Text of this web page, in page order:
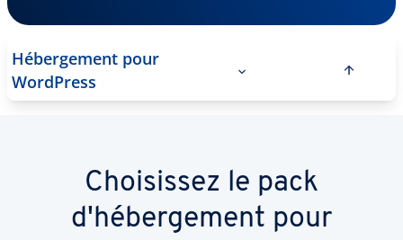
Hébergement pour
WordPress
Choisissez le pack
d'hébergement pour